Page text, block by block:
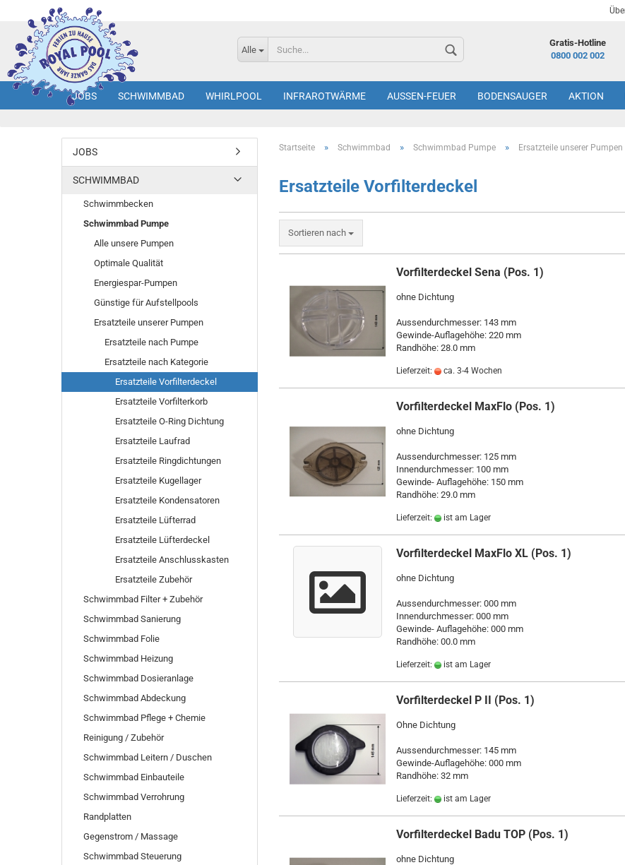
Alle
Gratis-Hotline
0800 002 002
JOBS SCHWIMMBAD WHIRLPOOL INFRAROTWÄRME AUSSEN-FEUER BODENSAUGER AKTION
Startseite » Schwimmbad » Schwimmbad Pumpe » Ersatzteile unserer Pumpen
Ersatzteile Vorfilterdeckel
Sortieren nach
Vorfilterdeckel Sena (Pos. 1)
ohne Dichtung
Aussendurchmesser: 143 mm
Gewinde-Auflagehöhe: 220 mm
Randhöhe: 28.0 mm
Lieferzeit: ca. 3-4 Wochen
Vorfilterdeckel MaxFlo (Pos. 1)
ohne Dichtung
Aussendurchmesser: 125 mm
Innendurchmesser: 100 mm
Gewinde- Auflagehöhe: 150 mm
Randhöhe: 29.0 mm
Lieferzeit: ist am Lager
Vorfilterdeckel MaxFlo XL (Pos. 1)
ohne Dichtung
Aussendurchmesser: 000 mm
Innendurchmesser: 000 mm
Gewinde- Auflagehöhe: 000 mm
Randhöhe: 00.0 mm
Lieferzeit: ist am Lager
Vorfilterdeckel P II (Pos. 1)
Ohne Dichtung
Aussendurchmesser: 145 mm
Gewinde-Auflagehöhe: 000 mm
Randhöhe: 32 mm
Lieferzeit: ist am Lager
Vorfilterdeckel Badu TOP (Pos. 1)
ohne Dichtung
JOBS
SCHWIMMBAD
Schwimmbecken
Schwimmbad Pumpe
Alle unsere Pumpen
Optimale Qualität
Energiespar-Pumpen
Günstige für Aufstellpools
Ersatzteile unserer Pumpen
Ersatzteile nach Pumpe
Ersatzteile nach Kategorie
Ersatzteile Vorfilterdeckel
Ersatzteile Vorfilterkorb
Ersatzteile O-Ring Dichtung
Ersatzteile Laufrad
Ersatzteile Ringdichtungen
Ersatzteile Kugellager
Ersatzteile Kondensatoren
Ersatzteile Lüfterrad
Ersatzteile Lüfterdeckel
Ersatzteile Anschlusskasten
Ersatzteile Zubehör
Schwimmbad Filter + Zubehör
Schwimmbad Sanierung
Schwimmbad Folie
Schwimmbad Heizung
Schwimmbad Dosieranlage
Schwimmbad Abdeckung
Schwimmbad Pflege + Chemie
Reinigung / Zubehör
Schwimmbad Leitern / Duschen
Schwimmbad Einbauteile
Schwimmbad Verrohrung
Randplatten
Gegenstrom / Massage
Schwimmbad Steuerung